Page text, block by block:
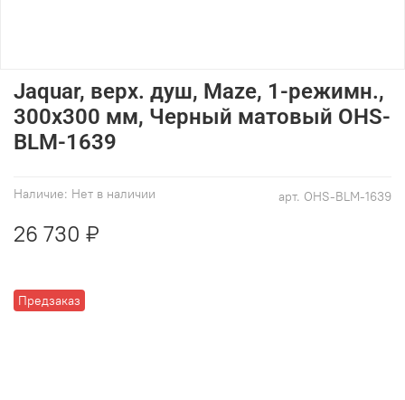
арт. OHS-BLM-1639
Наличие: Нет в наличии
Предзаказ
Jaquar, верх. душ, Maze, 1-режимн.,
300х300 мм, Черный матовый OHS-
BLM-1639
26 730 ₽